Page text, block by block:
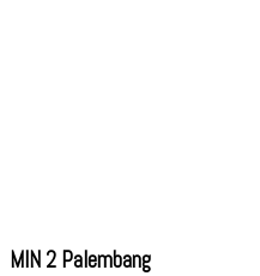
MIN 2 Palembang